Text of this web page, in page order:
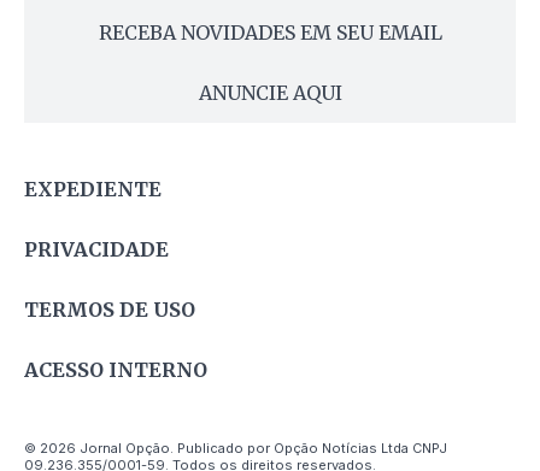
RECEBA NOVIDADES EM SEU EMAIL
ANUNCIE AQUI
EXPEDIENTE
PRIVACIDADE
TERMOS DE USO
ACESSO INTERNO
© 2026 Jornal Opção. Publicado por Opção Notícias Ltda CNPJ
09.236.355/0001-59. Todos os direitos reservados.